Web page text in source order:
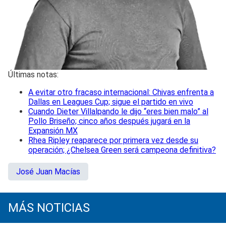
Últimas notas:
A evitar otro fracaso internacional: Chivas enfrenta a
Dallas en Leagues Cup; sigue el partido en vivo
Cuando Dieter Villalpando le dijo “eres bien malo” al
Pollo Briseño; cinco años después jugará en la
Expansión MX
Rhea Ripley reaparece por primera vez desde su
operación; ¿Chelsea Green será campeona definitiva?
José Juan Macías
MÁS NOTICIAS